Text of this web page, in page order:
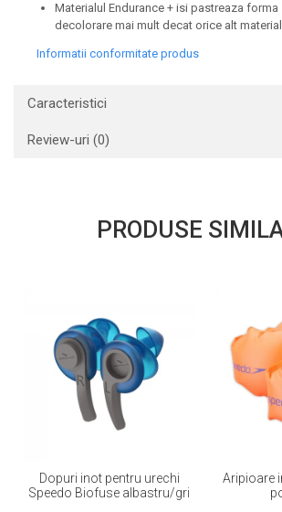
Materialul Endurance + isi pastreaza forma
decolorare mai mult decat orice alt
Informatii conformitate produs
Caracteristici
Review-uri (0)
PRODUSE
Dopuri inot pentru urechi
Speedo Biofuse albastru/gri
Aripioare